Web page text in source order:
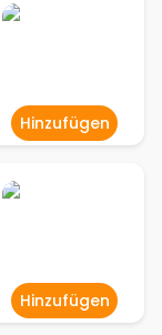
Hinzufügen
Hinzufügen